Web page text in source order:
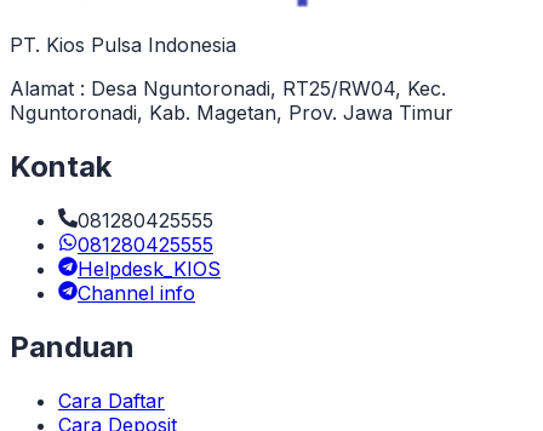
PT. Kios Pulsa Indonesia
Alamat : Desa Nguntoronadi, RT25/RW04, Kec.
Nguntoronadi, Kab. Magetan, Prov. Jawa Timur
Kontak
081280425555
081280425555
Helpdesk_KIOS
Channel info
Panduan
Cara Daftar
Cara Deposit